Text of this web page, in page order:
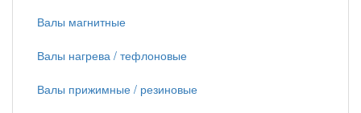
Валы магнитные
Валы нагрева / тефлоновые
Валы прижимные / резиновые